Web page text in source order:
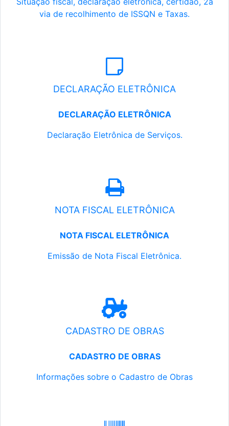
via de recolhimento de ISSQN e Taxas.
DECLARAÇÃO ELETRÔNICA
DECLARAÇÃO ELETRÔNICA
Declaração Eletrônica de Serviços.
NOTA FISCAL ELETRÔNICA
NOTA FISCAL ELETRÔNICA
Emissão de Nota Fiscal Eletrônica.
CADASTRO DE OBRAS
CADASTRO DE OBRAS
Informações sobre o Cadastro de Obras